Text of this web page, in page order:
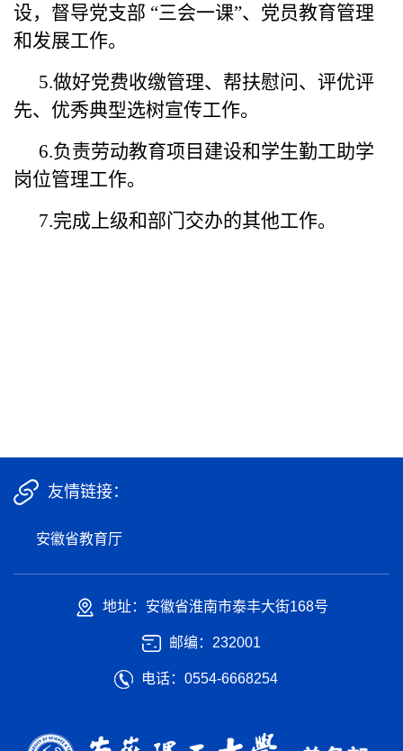
设，督导党支部 “三会一课”、党员教育管理
和发展工作。
5.做好党费收缴管理、帮扶慰问、评优评
先、优秀典型选树宣传工作。
6.负责劳动教育项目建设和学生勤工助学
岗位管理工作。
7.完成上级和部门交办的其他工作。
友情链接：
安徽省教育厅
地址：安徽省淮南市泰丰大街168号
邮编：232001
电话：0554-6668254